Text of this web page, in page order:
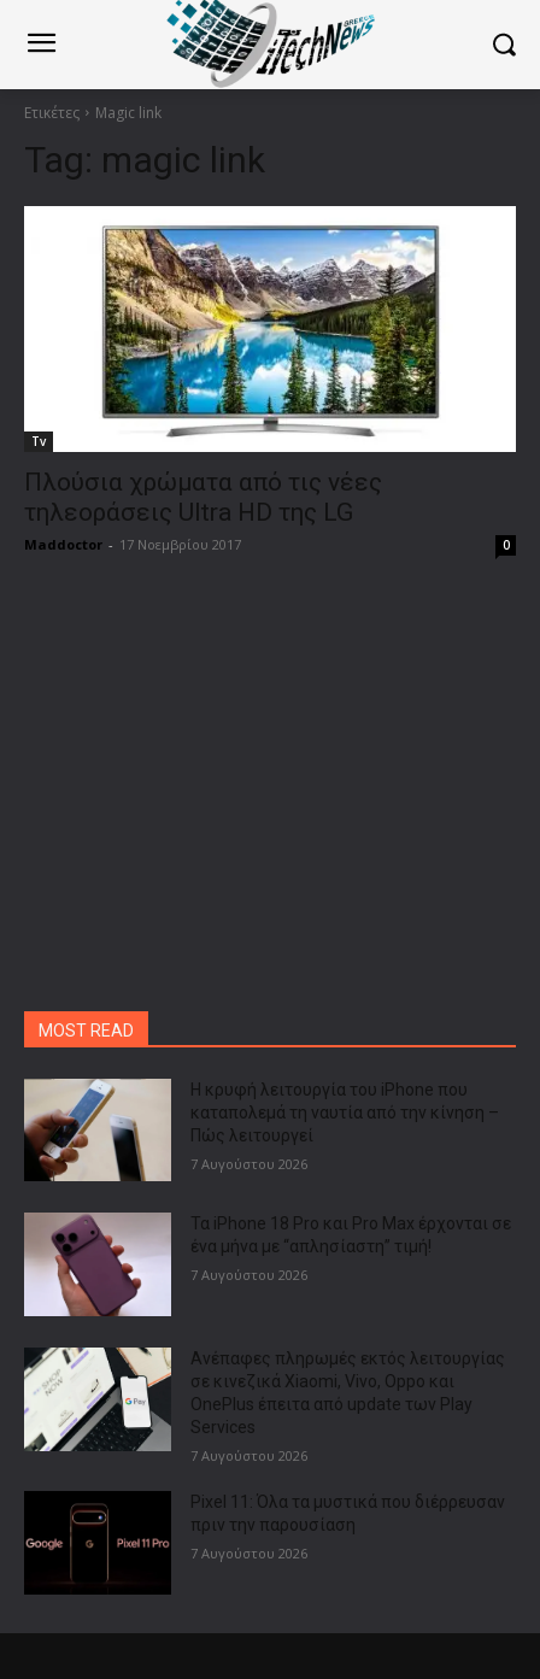
Ετικέτες Magic link
Tag: magic link
Tv
Πλούσια χρώματα από τις νέες
τηλεοράσεις Ultra HD της LG
Maddoctor - 17 Νοεμβρίου 2017 0
MOST READ
Η κρυφή λειτουργία του iPhone που
καταπολεμά τη ναυτία από την κίνηση –
Πώς λειτουργεί
7 Αυγούστου 2026
Τα iPhone 18 Pro και Pro Max έρχονται σε
ένα μήνα με “απλησίαστη” τιμή!
7 Αυγούστου 2026
Ανέπαφες πληρωμές εκτός λειτουργίας
σε κινεζικά Xiaomi, Vivo, Oppo και
OnePlus έπειτα από update των Play
Services
7 Αυγούστου 2026
Pixel 11: Όλα τα μυστικά που διέρρευσαν
πριν την παρουσίαση
7 Αυγούστου 2026